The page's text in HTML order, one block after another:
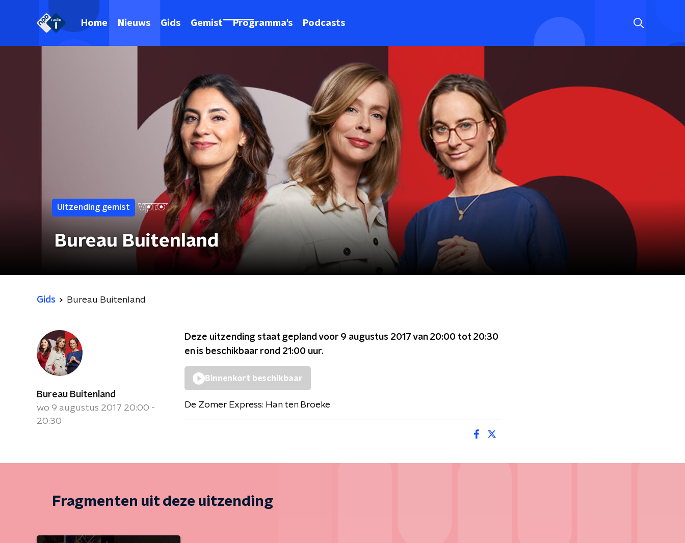
Home Nieuws Gids Gemist Programma's Podcasts
Uitzending gemist
Bureau Buitenland
Gids Bureau Buitenland
Bureau Buitenland
wo 9 augustus 2017 20:00 -
20:30
Deze uitzending staat gepland voor 9 augustus 2017 van 20:00 tot 20:30
en is beschikbaar rond 21:00 uur.
Binnenkort beschikbaar
De Zomer Express: Han ten Broeke
Fragmenten uit deze uitzending